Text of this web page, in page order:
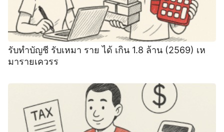
รับทำบัญชี รับเหมา ราย ได้ เกิน 1.8 ล้าน (2569) เห
มารายเควรร